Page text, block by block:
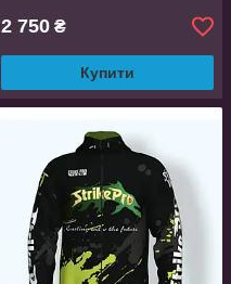
2 750 ₴
Купити